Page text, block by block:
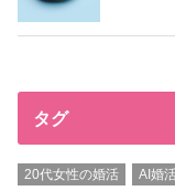
タグ
20代女性の婚活 AI婚